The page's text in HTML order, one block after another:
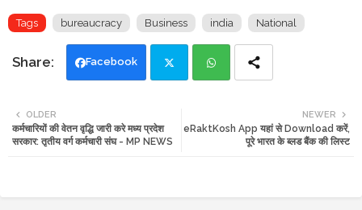
Tags bureaucracy Business india National
Facebook
tte ats
NEWER
eRaktKosh App यहां से Download करें,
पूरे भारत के ब्लड बैंक की लिस्ट
OLDER
कर्मचारियों की वेतन वृद्धि जारी करे मध्य प्रदेश
सरकार: तृतीय वर्ग कर्मचारी संघ - MP NEWS